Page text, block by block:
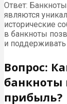
Ответ:
являются
исторические
в банкноты
и поддерживать
Вопрос:
банкноты
прибыль?